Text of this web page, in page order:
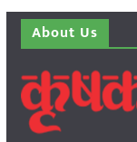
About Us